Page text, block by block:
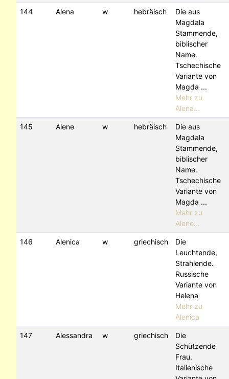
144 Alena w hebräisch
Die aus
Magdala
Stammende,
biblischer
Name.
Tschechische
Variante von
Magda ...
Mehr zu
Alena...
145 Alene w hebräisch
Die aus
Magdala
Stammende,
biblischer
Name.
Tschechische
Variante von
Magda ...
Mehr zu
Alene...
146 Alenica w griechisch
Die
Leuchtende,
Strahlende.
Russische
Variante von
Helena
Mehr zu
Alenica
147 Alessandra w griechisch
Die
Schützende
Frau.
Italienische